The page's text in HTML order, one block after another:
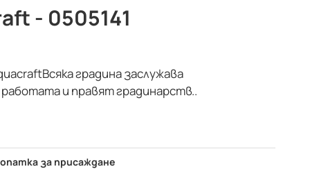
- 0505141
градина заслужава
и правят градинарств..
за присаждане